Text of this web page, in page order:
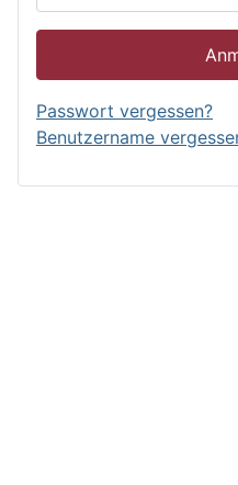
Passwort vergessen?
Benutzername